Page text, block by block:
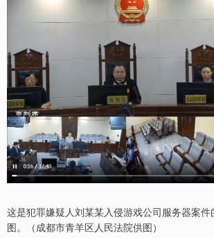
这是犯罪嫌疑人刘某某入侵游戏公司服务器案
图。（成都市青羊区人民法院供图）